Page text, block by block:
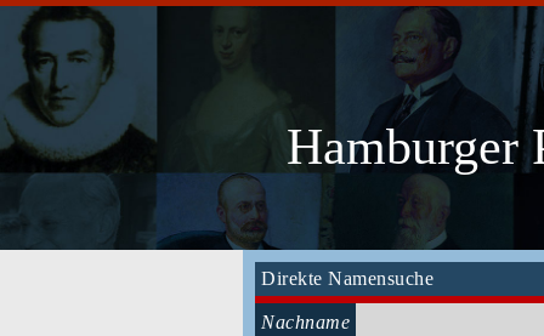
Hamburger
Direkte Namensuche
Nachname